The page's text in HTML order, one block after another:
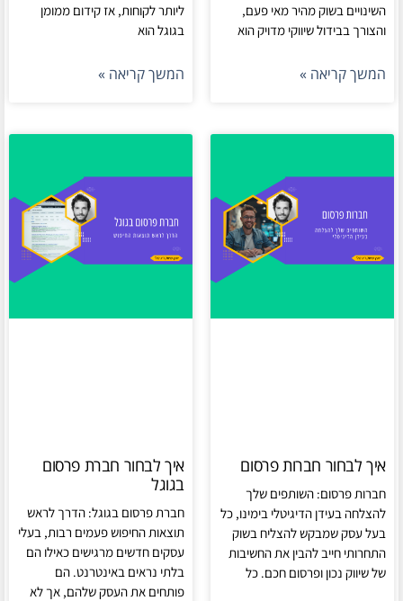
השינויים בשוק מהיר מאי פעם,
והצורך בבידול שיווקי מדויק הוא
המשך קריאה »
ליותר לקוחות, אז קידום ממומן
בגוגל הוא
המשך קריאה »
איך לבחור חברות פרסום
חברות פרסום: השותפים שלך
להצלחה בעידן הדיגיטלי בימינו, כל
בעל עסק שמבקש להצליח בשוק
התחרותי חייב להבין את החשיבות
של שיווק נכון ופרסום חכם. כל
איך לבחור חברת פרסום
בגוגל
חברת פרסום בגוגל: הדרך לראש
תוצאות החיפוש פעמים רבות, בעלי
עסקים חדשים מרגישים כאילו הם
בלתי נראים באינטרנט. הם
פותחים את העסק שלהם, אך לא